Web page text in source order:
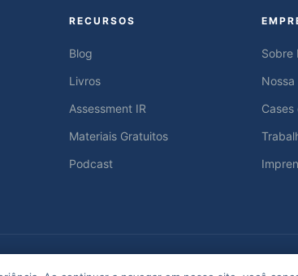
RECURSOS
Blog
Livros
Assessment IR
Materiais Gratuitos
Podcast
Sobre
Nossa
Cases
reservados.